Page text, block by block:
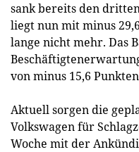
sank bereits den
liegt nun mit minus
lange nicht mehr. Das
von minus 15,6
Aktuell sorgen die
Volkswagen für
Woche mit der